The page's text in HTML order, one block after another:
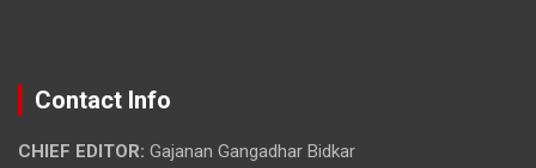
Contact Info
CHIEF EDITOR: Gajanan Gangadhar Bidkar